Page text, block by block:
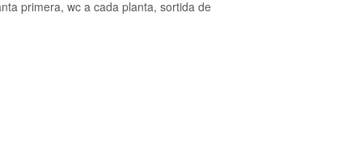
primera, wc a cada planta, sortida de